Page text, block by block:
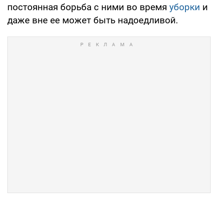
постоянная борьба с ними во время уборки и
даже вне ее может быть надоедливой.